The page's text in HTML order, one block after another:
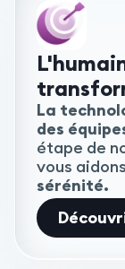
La
des
étape de
vous
sérénité.